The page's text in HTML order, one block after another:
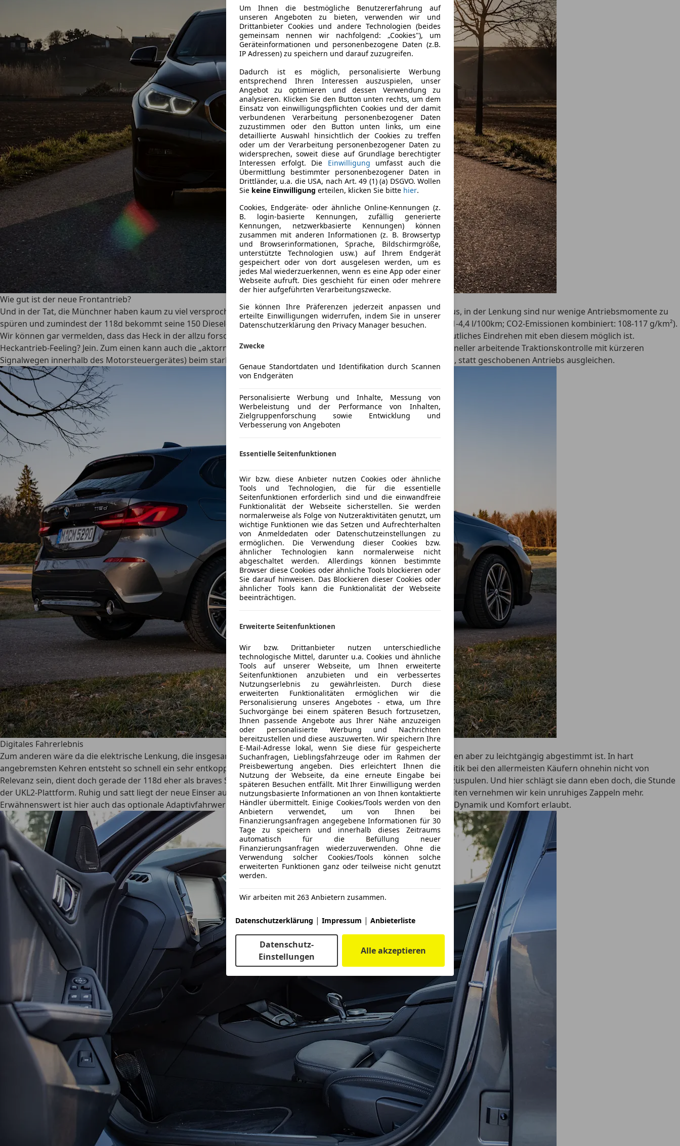
Um Ihnen die bestmögliche Benutzererfahrung auf
unseren Angeboten zu bieten, verwenden wir und
Drittanbieter Cookies und andere Technologien (beides
gemeinsam nennen wir nachfolgend: „Cookies"), um
Geräteinformationen und personenbezogene Daten (z.B.
IP Adressen) zu speichern und darauf zuzugreifen.
Dadurch ist es möglich, personalisierte Werbung
entsprechend Ihren Interessen auszuspielen, unser
Angebot zu optimieren und dessen Verwendung zu
analysieren. Klicken Sie den Button unten rechts, um dem
Einsatz von einwilligungspflichten Cookies und der damit
verbundenen Verarbeitung personenbezogener Daten
zuzustimmen oder den Button unten links, um eine
detaillierte Auswahl hinsichtlich der Cookies zu treffen
oder um der Verarbeitung personenbezogener Daten zu
widersprechen, soweit diese auf Grundlage berechtigter
Interessen erfolgt. Die Einwilligung umfasst auch die
Übermittlung bestimmter personenbezogener Daten in
Drittländer, u.a. die USA, nach Art. 49 (1) (a) DSGVO. Wollen
Sie keine Einwilligung erteilen, klicken Sie bitte hier.
Cookies, Endgeräte- oder ähnliche Online-Kennungen (z.
B. login-basierte Kennungen, zufällig generierte
Kennungen, netzwerkbasierte Kennungen) können
zusammen mit anderen Informationen (z. B. Browsertyp
und Browserinformationen, Sprache, Bildschirmgröße,
unterstützte Technologien usw.) auf Ihrem Endgerät
gespeichert oder von dort ausgelesen werden, um es
jedes Mal wiederzuerkennen, wenn es eine App oder einer
Webseite aufruft. Dies geschieht für einen oder mehrere
der hier aufgeführten Verarbeitungszwecke.
Sie können Ihre Präferenzen jederzeit anpassen und
erteilte Einwilligungen widerrufen, indem Sie in unserer
Datenschutzerklärung den Privacy Manager besuchen.
Zwecke
Genaue Standortdaten und Identifikation durch Scannen
von Endgeräten
Personalisierte Werbung und Inhalte, Messung von
Werbeleistung und der Performance von Inhalten,
Zielgruppenforschung sowie Entwicklung und
Verbesserung von Angeboten
Essentielle Seitenfunktionen
Wir bzw. diese Anbieter nutzen Cookies oder ähnliche
Tools und Technologien, die für die essentielle
Seitenfunktionen erforderlich sind und die einwandfreie
Funktionalität der Webseite sicherstellen. Sie werden
normalerweise als Folge von Nutzeraktivitäten genutzt, um
wichtige Funktionen wie das Setzen und Aufrechterhalten
von Anmeldedaten oder Datenschutzeinstellungen zu
ermöglichen. Die Verwendung dieser Cookies bzw.
ähnlicher Technologien kann normalerweise nicht
abgeschaltet werden. Allerdings können bestimmte
Browser diese Cookies oder ähnliche Tools blockieren oder
Sie darauf hinweisen. Das Blockieren dieser Cookies oder
ähnlicher Tools kann die Funktionalität der Webseite
beeinträchtigen.
Erweiterte Seitenfunktionen
Wir bzw. Drittanbieter nutzen unterschiedliche
technologische Mittel, darunter u.a. Cookies und ähnliche
Tools auf unserer Webseite, um Ihnen erweiterte
Seitenfunktionen anzubieten und ein verbessertes
Nutzungserlebnis zu gewährleisten. Durch diese
erweiterten Funktionalitäten ermöglichen wir die
Personalisierung unseres Angebotes - etwa, um Ihre
Suchvorgänge bei einem späteren Besuch fortzusetzen,
Ihnen passende Angebote aus Ihrer Nähe anzuzeigen
oder personalisierte Werbung und Nachrichten
bereitzustellen und diese auszuwerten. Wir speichern Ihre
E-Mail-Adresse lokal, wenn Sie diese für gespeicherte
Suchanfragen, Lieblingsfahrzeuge oder im Rahmen der
Preisbewertung angeben. Dies erleichtert Ihnen die
Nutzung der Webseite, da eine erneute Eingabe bei
späteren Besuchen entfällt. Mit Ihrer Einwilligung werden
nutzungsbasierte Informationen an von Ihnen kontaktierte
Händler übermittelt. Einige Cookies/Tools werden von den
Anbietern verwendet, um von Ihnen bei
Finanzierungsanfragen angegebene Informationen für 30
Tage zu speichern und innerhalb dieses Zeitraums
automatisch für die Befüllung neuer
Finanzierungsanfragen wiederzuverwenden. Ohne die
Verwendung solcher Cookies/Tools können solche
erweiterten Funktionen ganz oder teilweise nicht genutzt
werden.
Wir arbeiten mit 263 Anbietern zusammen.
Datenschutzerklärung | Impressum | Anbieterliste
Datenschutz-
Einstellungen
Alle akzeptieren
Wie gut ist der neue Frontantrieb?
Und in der Tat, die Münchner haben kaum zu viel versprochen. Die Untersteuerungsneigung fällt erstaunlich gering aus, in der Lenkung sind nur wenige Antriebsmomente zu
spüren und zumindest der 118d bekommt seine 150 Diesel-PS gut auf den Asphalt (Kraftstoffverbrauch kombiniert: 4,1-4,4 l/100km; CO2-Emissionen kombiniert: 108-117 g/km²).
Wir können gar vermelden, dass das Heck in der allzu forsch angegangenen Hauskurve derart leicht wird, dass ein deutliches Eindrehen mit eben diesem möglich ist.
Heckantrieb-Feeling? Jein. Zum einen kann auch die „aktornahe Radschlupfbegrenzung“ (zu verstehen als zehnmal schneller arbeitende Traktionskontrolle mit kürzeren
Signalwegen innerhalb des Motorsteuergerätes) beim starken Beschleunigen nicht vollends den Effekt des gezogenen, statt geschobenen Antriebs ausgleichen.
Digitales Fahrerlebnis
Zum anderen wäre da die elektrische Lenkung, die insgesamt nicht schlecht, für dauerhaft ernstgemeinte Kurvenfahrten aber zu leichtgängig abgestimmt ist. In hart
angebremsten Kehren entsteht so schnell ein sehr entkoppeltes, ein sehr digitales Fahrerlebnis. Doch wird jene Feinkritik bei den allermeisten Käufern ohnehin nicht von
Relevanz sein, dient doch gerade der 118d eher als braves Stadtauto mit dem Potential ab und zu längere Strecken abzuspulen. Und hier schlägt sie dann eben doch, die Stunde
der UKL2-Plattform. Ruhig und satt liegt der neue Einser auf der Straße und selbst bei hohen Autobahngeschwindigkeiten vernehmen wir kein unruhiges Zappeln mehr.
Erwähnenswert ist hier auch das optionale Adaptivfahrwerk, welches per Tastendruck eine große Spreizung zwischen Dynamik und Komfort erlaubt.